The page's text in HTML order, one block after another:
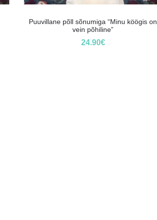
Puuvillane põll sõnumiga “Minu köögis on
vein põhiline”
24.90€